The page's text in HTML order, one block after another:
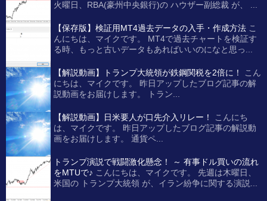
火曜日、RBA(豪州中央銀行)の ハウザー副総裁 が、 ...
【保存版】検証用MT4過去データの入手・作成方法 こ
んにちは、マイクです。 MT4で過去チャートを検証す
る時、もっと古いデータもあればいいのになと思っ...
【解説動画】トランプ大統領が鉄鋼関税を2倍に！
こん
にちは、マイクです。 昨日アップしたブログ記事の解
説動画をお届けします。 トラン...
【解説動画】日米要人が口先介入リレー！
こんにち
は、マイクです。 昨日アップしたブログ記事の解説動
画をお届けします。 通貨ペ...
トランプ演説で戦闘激化懸念！ ～ 有事ドル買いの流れ
をMTUで♪ こんにちは、マイクです。 先週は木曜日、
米国の トランプ大統領 が、イラン紛争に関する演説...